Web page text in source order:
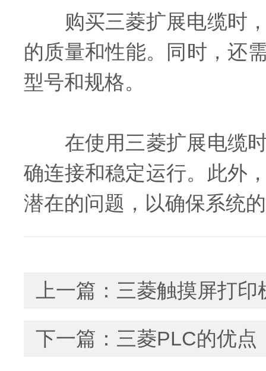
购买三菱扩展电缆时，
的质量和性能。同时，还
型号和规格。
在使用三菱扩展电缆时
确连接和稳定运行。此外
潜在的问题，以确保系统
上一篇： 三菱触摸屏打
下一篇： 三菱PLC的优点